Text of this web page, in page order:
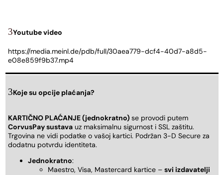
Youtube video
https://media.meinl.de/pdb/full/30aea779-dcf4-40d7-a8d5-
e08e859f9b37.mp4
Koje su opcije plaćanja?
KARTIČNO PLAĆANJE (jednokratno) se provodi putem
CorvusPay sustava uz maksimalnu sigurnost i SSL zaštitu.
Trgovina ne vidi podatke o vašoj kartici. Podržan 3-D Secure za
dodatnu potvrdu identiteta.
Jednokratno:
Maestro, Visa, Mastercard kartice – svi izdavatelji